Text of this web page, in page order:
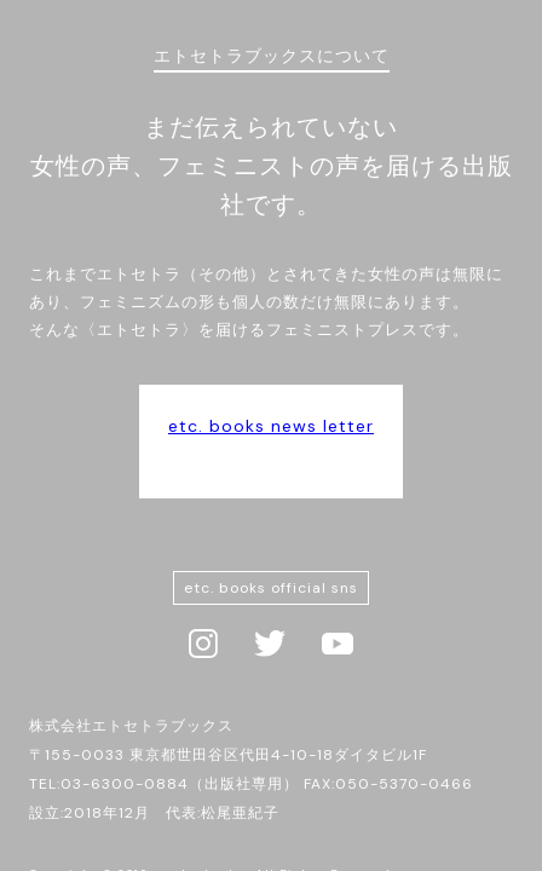
エトセトラブックスについて
まだ伝えられていない
女性の声、フェミニストの声を届ける出版
社です。
これまでエトセトラ（その他）とされてきた女性の声は無限に
あり、フェミニズムの形も個人の数だけ無限にあります。
そんな〈エトセトラ〉を届けるフェミニストプレスです。
etc. books news letter
etc. books official sns
株式会社エトセトラブックス
〒155-0033 東京都世田谷区代田4-10-18ダイタビル1F
TEL:03-6300-0884（出版社専用） FAX:050-5370-0466
設立:2018年12月 代表:松尾亜紀子